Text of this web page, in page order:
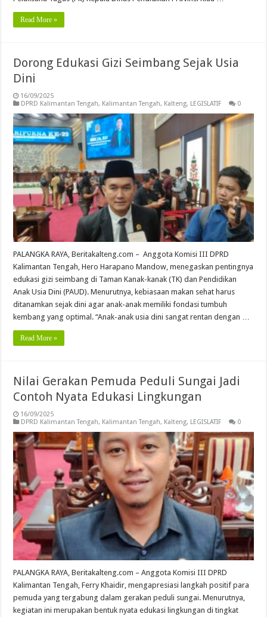
Read More »
Dorong Edukasi Gizi Seimbang Sejak Usia
Dini
16/09/2025
DPRD Kalimantan Tengah, Kalimantan Tengah, Kalteng, LEGISLATIF 0
PALANGKA RAYA, Beritakalteng.com – Anggota Komisi III DPRD
Kalimantan Tengah, Hero Harapano Mandow, menegaskan pentingnya
edukasi gizi seimbang di Taman Kanak-kanak (TK) dan Pendidikan
Anak Usia Dini (PAUD). Menurutnya, kebiasaan makan sehat harus
ditanamkan sejak dini agar anak-anak memiliki fondasi tumbuh
kembang yang optimal. “Anak-anak usia dini sangat rentan dengan …
Read More »
Nilai Gerakan Pemuda Peduli Sungai Jadi
Contoh Nyata Edukasi Lingkungan
16/09/2025
DPRD Kalimantan Tengah, Kalimantan Tengah, Kalteng, LEGISLATIF 0
PALANGKA RAYA, Beritakalteng.com – Anggota Komisi III DPRD
Kalimantan Tengah, Ferry Khaidir, mengapresiasi langkah positif para
pemuda yang tergabung dalam gerakan peduli sungai. Menurutnya,
kegiatan ini merupakan bentuk nyata edukasi lingkungan di tingkat